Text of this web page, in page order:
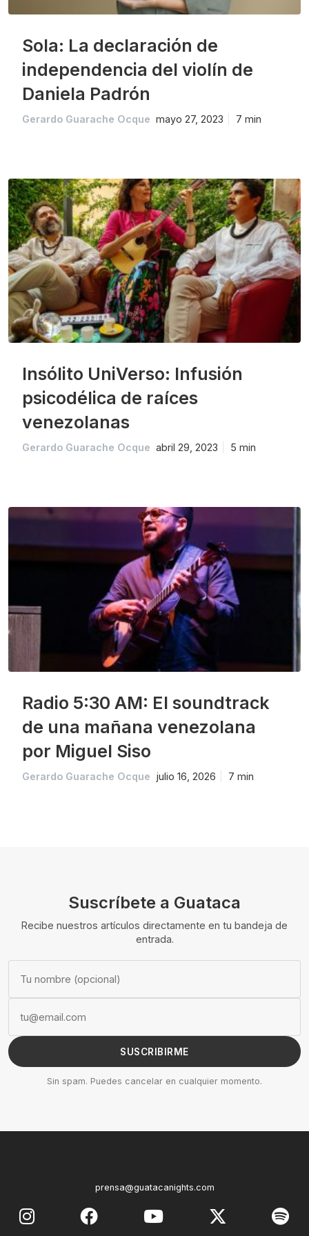
Sola: La declaración de
independencia del violín de
Daniela Padrón
Gerardo Guarache Ocque mayo 27, 2023 7 min
Insólito UniVerso: Infusión
psicodélica de raíces
venezolanas
Gerardo Guarache Ocque abril 29, 2023 5 min
Radio 5:30 AM: El soundtrack
de una mañana venezolana
por Miguel Siso
Gerardo Guarache Ocque julio 16, 2026 7 min
Suscríbete a Guataca
Recibe nuestros artículos directamente en tu bandeja de
entrada.
SUSCRIBIRME
Sin spam. Puedes cancelar en cualquier momento.
prensa@guatacanights.com